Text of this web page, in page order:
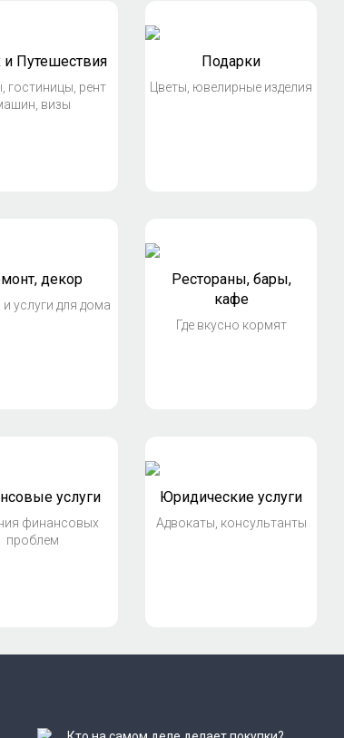
Путешествия
гостиницы, рент
визы
Подарки
Цветы, ювелирные изделия
декор
услуги для дома
Рестораны, бары,
кафе
Где вкусно кормят
услуги
финансовых
проблем
Юридические услуги
Адвокаты, консультанты